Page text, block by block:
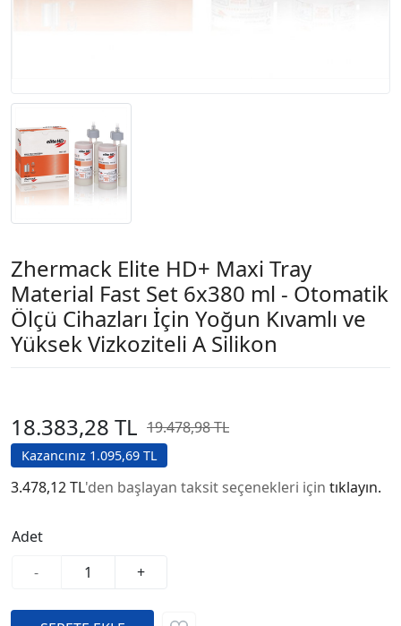
Zhermack Elite HD+ Maxi Tray
Material Fast Set 6x380 ml - Otomatik
Ölçü Cihazları İçin Yoğun Kıvamlı ve
Yüksek Vizkoziteli A Silikon
18.383,28 TL 19.478,98 TL
Kazancınız 1.095,69 TL
3.478,12 TL'den başlayan taksit seçenekleri için tıklayın.
Adet
-
+